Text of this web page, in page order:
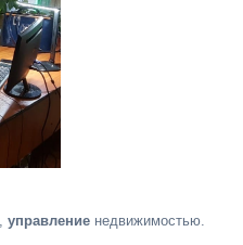
управление недвижимостью.